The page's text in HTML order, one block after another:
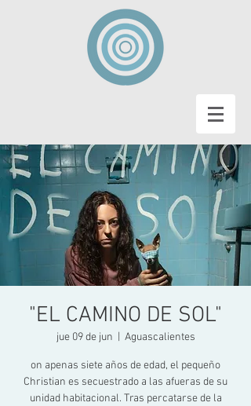
"EL CAMINO DE SOL"
jue 09 de jun Aguascalientes
on apenas siete años de edad, el pequeño
Christian es secuestrado a las afueras de su
unidad habitacional. Tras percatarse de la